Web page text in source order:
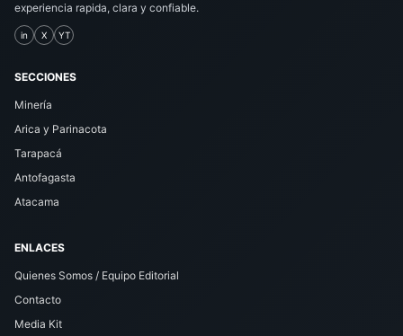
experiencia rapida, clara y confiable.
in X YT
SECCIONES
Minería
Arica y Parinacota
Tarapacá
Antofagasta
Atacama
ENLACES
Quienes Somos / Equipo Editorial
Contacto
Media Kit